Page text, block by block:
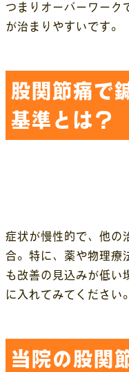
つまりオーバーワーク
が治まりやすいです。
股関節痛で
基準とは？
症状が慢性的で、他の
合。特に、薬や物理療
も改善の見込みが低い
に入れてみてください。
当院の股関